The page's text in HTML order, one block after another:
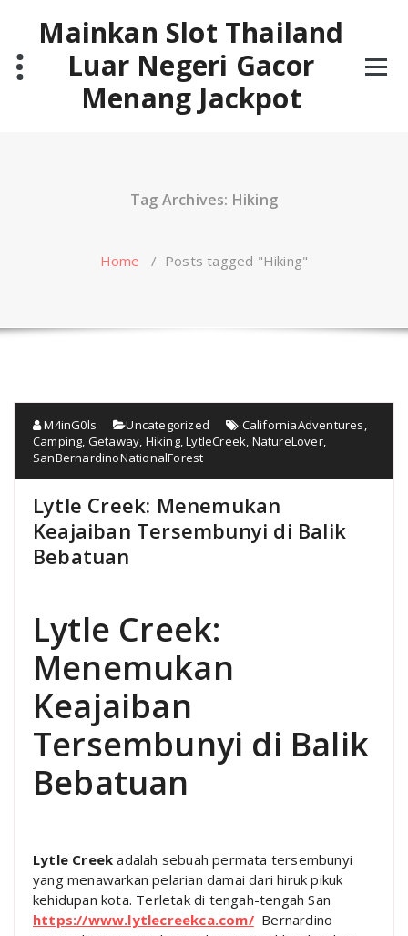
contentMainkan Slot Thailand
Luar Negeri Gacor
Menang Jackpot
Tag Archives: Hiking
Home / Posts tagged "Hiking"
M4inG0ls Uncategorized CaliforniaAdventures
Camping Getaway Hiking,LytleCreek NatureLover,
SanBernardinoNationalForest
Lytle Creek: Menemukan
Keajaiban Tersembunyi di Balik
Bebatuan
Lytle Creek:
Menemukan
Keajaiban
Tersembunyi di Balik
Bebatuan
Lytle Creek adalah sebuah permata tersembunyi
yang menawarkan pelarian damai dari hiruk pikuk
kehidupan kota. Terletak di tengah-tengah San
https://www.lytlecreekca.com/Bernardino